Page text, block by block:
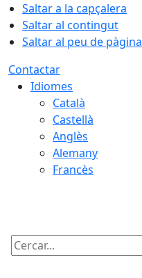
Saltar a la capçalera
Saltar al contingut
Saltar al peu de pàgina
Contactar
Idiomes
Català
Castellà
Anglès
Alemany
Francès
Cercar: